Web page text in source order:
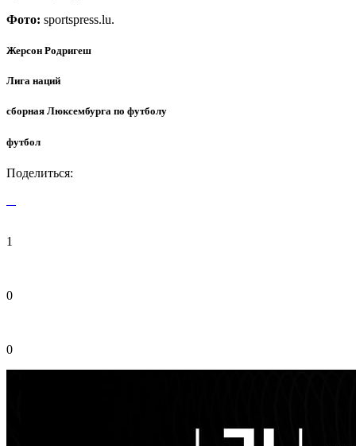
Фото: sportspress.lu.
Жерсон Родригеш
Лига наций
сборная Люксембурга по футболу
футбол
Поделиться:
1
0
0